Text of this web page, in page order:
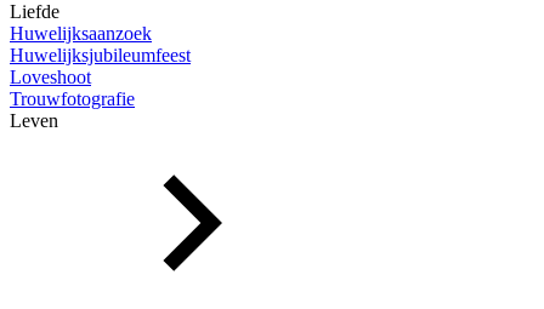
Liefde
Huwelijksaanzoek
Huwelijksjubileumfeest
Loveshoot
Trouwfotografie
Leven